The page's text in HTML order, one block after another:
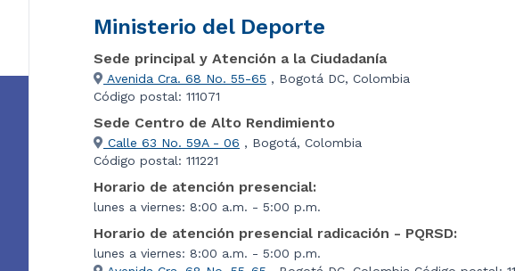
Ministerio del Deporte
Sede principal y Atención a la Ciudadanía
Avenida Cra. 68 No. 55-65 , Bogotá DC, Colombia
Código postal: 111071
Sede Centro de Alto Rendimiento
Calle 63 No. 59A - 06 , Bogotá, Colombia
Código postal: 111221
Horario de atención presencial:
lunes a viernes: 8:00 a.m. - 5:00 p.m.
Horario de atención presencial radicación - PQRSD:
lunes a viernes: 8:00 a.m. - 5:00 p.m.